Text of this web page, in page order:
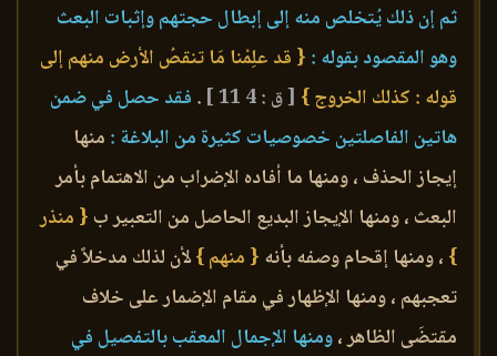
ثم إن ذلك يُتخلص منه إلى إبطال حجتهم وإثبات البعث
وهو المقصود بقوله : { قد علِمْنا مَا تنقصُ الأرض منهم إلى
قوله : كذلك الخروج } [ ق : 4 11 ] . فقد حصل في ضمن
هاتين الفاصلتين خصوصيات كثيرة من البلاغة : منها
إيجاز الحذف ، ومنها ما أفاده الإضراب من الاهتمام بأمر
البعث ، ومنها الإيجاز البديع الحاصل من التعبير ب { منذر
} ، ومنها إقحام وصفه بأنه { منهم }لأن لذلك مدخلاً في
تعجبهم ، ومنها الإظهار في مقام الإضمار على خلاف
مقتضَى الظاهر ،ومنها الإجمال المعقب بالتفصيل في